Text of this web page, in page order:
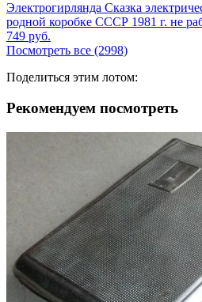
Электрогирлянда Сказка
родной коробке СССР 1981 г. не
749 руб.
Посмотреть все (2998)
Поделиться этим лотом:
Рекомендуем посмотреть